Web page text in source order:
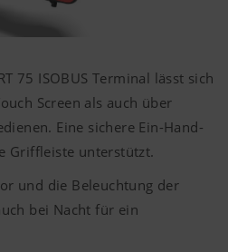
75 ISOBUS Terminal lässt sich
Screen als auch über
Eine sichere Ein-Hand-
Griffleiste unterstützt.
und die Beleuchtung der
bei Nacht für ein